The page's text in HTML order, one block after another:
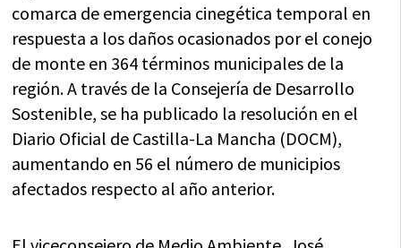
comarca de emergencia cinegética temporal en
respuesta a los daños ocasionados por el conejo
de monte en 364 términos municipales de la
región. A través de la Consejería de Desarrollo
Sostenible, se ha publicado la resolución en el
Diario Oficial de Castilla-La Mancha (DOCM),
aumentando en 56 el número de municipios
afectados respecto al año anterior.